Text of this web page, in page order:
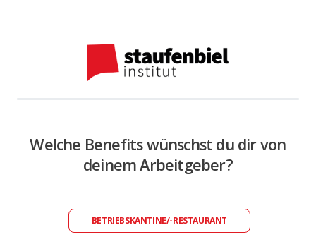
Welche Benefits wünschst du dir von
deinem Arbeitgeber?
BETRIEBSKANTINE/-RESTAURANT